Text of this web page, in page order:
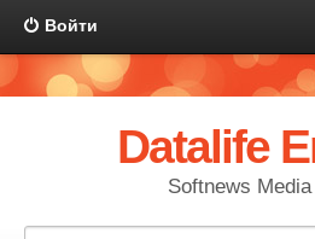
Войти
Datalife
Softnews